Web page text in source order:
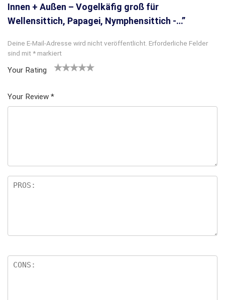
Innen + Außen – Vogelkäfig groß für
Wellensittich, Papagei, Nymphensittich -…”
Deine E-Mail-Adresse wird nicht veröffentlicht. Erforderliche Felder
sind mit * markiert
Your Rating
o
rn
5 St
nen
n
Your Review *